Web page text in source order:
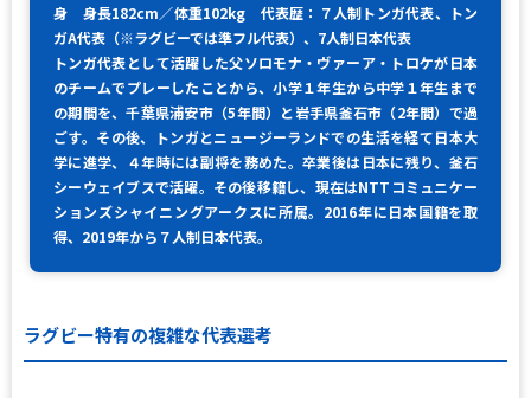
身 身長182cm／体重102kg 代表歴：７人制トンガ代表、トン
ガA代表（※ラグビーでは準フル代表）、7人制日本代表
トンガ代表として活躍した父ソロモナ・ヴァーア・トロケが日本
のチームでプレーしたことから、小学１年生から中学１年生まで
の期間を、千葉県浦安市（5年間）と岩手県釜石市（2年間）で過
ごす。その後、トンガとニュージーランドでの生活を経て日本大
学に進学、４年時には副将を務めた。卒業後は日本に残り、釜石
シーウェイブスで活躍。その後移籍し、現在はNTTコミュニケー
ションズシャイニングアークスに所属。2016年に日本国籍を取
得、2019年から７人制日本代表。
ラグビー特有の複雑な代表選考